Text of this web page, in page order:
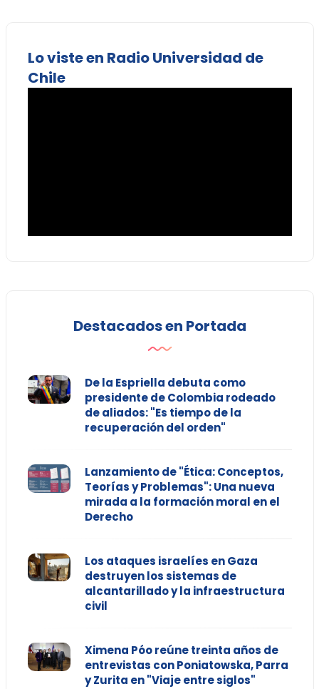
Lo viste en Radio Universidad de
Chile
Destacados en Portada
De la Espriella debuta como
presidente de Colombia rodeado
de aliados: "Es tiempo de la
recuperación del orden"
Lanzamiento de "Ética: Conceptos,
Teorías y Problemas": Una nueva
mirada a la formación moral en el
Derecho
Los ataques israelíes en Gaza
destruyen los sistemas de
alcantarillado y la infraestructura
civil
Ximena Póo reúne treinta años de
entrevistas con Poniatowska, Parra
y Zurita en "Viaje entre siglos"